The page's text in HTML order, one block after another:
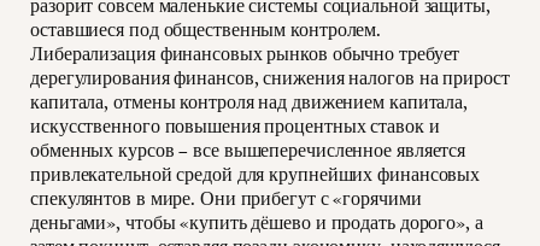
оставшиеся под общественным контролем.
Либерализация финансовых рынков обычно требует
дерегулирования финансов, снижения налогов на прирост
капитала, отмены контроля над движением капитала,
искусственного повышения процентных ставок и
обменных курсов – все вышеперечисленное является
привлекательной средой для крупнейших финансовых
спекулянтов в мире. Они прибегут с «горячими
деньгами», чтобы «купить дёшево и продать дорого», а